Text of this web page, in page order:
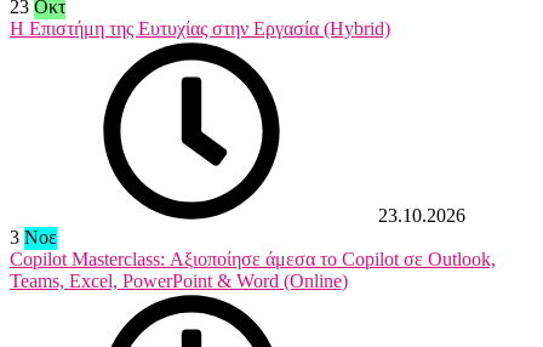
23 Οκτ
Η Επιστήμη της Ευτυχίας στην Εργασία (Hybrid)
23.10.2026
3 Νοε
Copilot Masterclass: Αξιοποίησε άμεσα το Copilot σε Outlook,
Teams, Excel, PowerPoint & Word (Online)